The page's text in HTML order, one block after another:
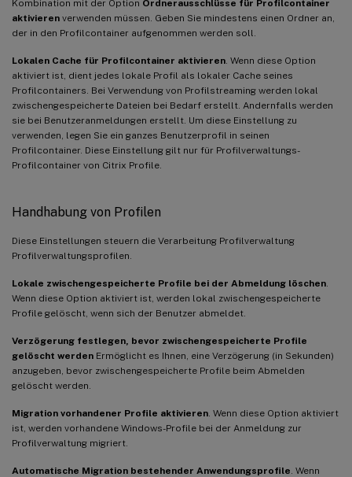
Kombination mit der Option Ordnerausschlüsse für Profilcontainer
aktivieren verwenden müssen. Geben Sie mindestens einen Ordner an,
der in den Profilcontainer aufgenommen werden soll.
Lokalen Cache für Profilcontainer aktivieren . Wenn diese Option
aktiviert ist, dient jedes lokale Profil als lokaler Cache seines
Profilcontainers. Bei Verwendung von Profilstreaming werden lokal
zwischengespeicherte Dateien bei Bedarf erstellt. Andernfalls werden
sie bei Benutzeranmeldungen erstellt. Um diese Einstellung zu
verwenden, legen Sie ein ganzes Benutzerprofil in seinen
Profilcontainer. Diese Einstellung gilt nur für Profilverwaltungs-
Profilcontainer von Citrix Profile.
Handhabung von Profilen
Diese Einstellungen steuern die Verarbeitung Profilverwaltung
Profilverwaltungsprofilen.
Lokale zwischengespeicherte Profile bei der Abmeldung löschen
Wenn diese Option aktiviert ist, werden lokal zwischengespeicherte
Profile gelöscht, wenn sich der Benutzer abmeldet.
Verzögerung festlegen, bevor zwischengespeicherte Profile
gelöscht werden Ermöglicht es Ihnen, eine Verzögerung (in Sekunden)
anzugeben, bevor zwischengespeicherte Profile beim Abmelden
gelöscht werden.
Migration vorhandener Profile aktivieren . Wenn diese Option aktiviert
ist, werden vorhandene Windows-Profile bei der Anmeldung zur
Profilverwaltung migriert.
Automatische Migration bestehender Anwendungsprofile . Wenn